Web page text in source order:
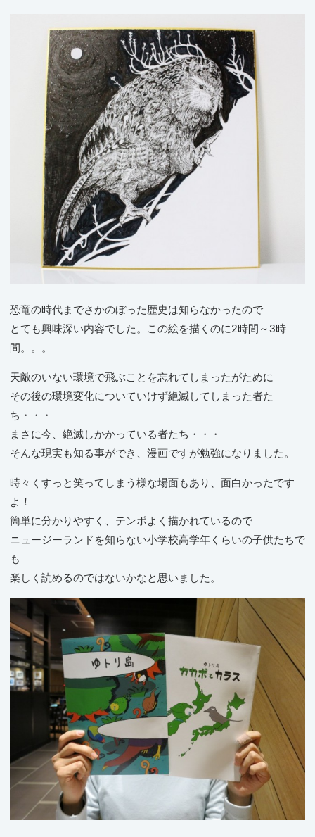
恐竜の時代までさかのぼった歴史は知らなかったので
とても興味深い内容でした。この絵を描くのに2時間～3時
間。。。
天敵のいない環境で飛ぶことを忘れてしまったがために
その後の環境変化についていけず絶滅してしまった者た
ち・・・
まさに今、絶滅しかかっている者たち・・・
そんな現実も知る事ができ、漫画ですが勉強になりました。
時々くすっと笑ってしまう様な場面もあり、面白かったです
よ！
簡単に分かりやすく、テンポよく描かれているので
ニュージーランドを知らない小学校高学年くらいの子供たちで
も
楽しく読めるのではないかなと思いました。